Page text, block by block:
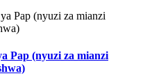
Pap (nyuzi za mianzi